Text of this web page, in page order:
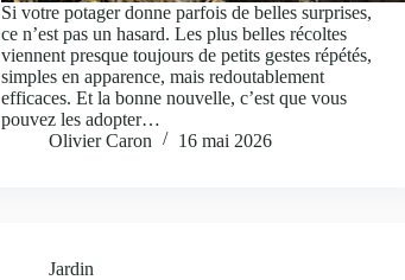
Si votre potager donne parfois de belles surprises,
ce n’est pas un hasard. Les plus belles récoltes
viennent presque toujours de petits gestes répétés,
simples en apparence, mais redoutablement
efficaces. Et la bonne nouvelle, c’est que vous
pouvez les adopter…
Olivier Caron
16 mai 2026
Jardin